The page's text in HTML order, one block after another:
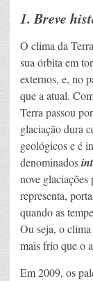
1. Breve
O clima da
sua órbita em
externos, e, no
que a atual.
Terra passou
glaciação dura
geológicos e é
denominados
nove
representa,
quando as
Ou seja, o
mais frio que o
Em 2009, os